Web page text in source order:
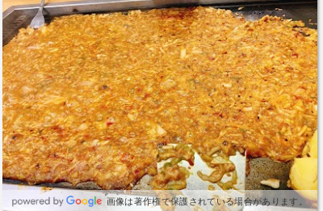
画像は著作権で保護されている場合があります。